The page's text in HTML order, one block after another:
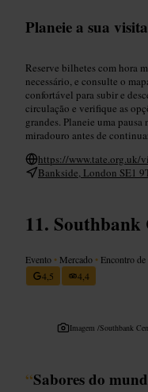
Planeie a sua visita
Reserve bilhetes com hora
necessário, e consulte o
confortável para subir e
circulação e verifique as
grandes. Planeie uma pausa
miradouro antes de
https://www.tate.org.uk/
Bankside, London SE1
Southbank
Evento • Mercado • Encontro
4,5
4,4
Imagem /Southbank
“Sabores do